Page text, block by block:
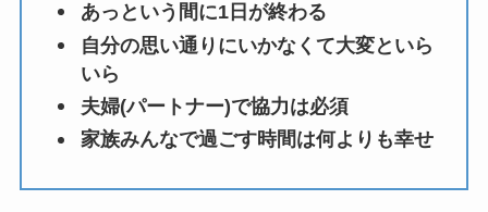
あっという間に1日が終わる
自分の思い通りにいかなくて大変といら
いら
夫婦(パートナー)で協力は必須
家族みんなで過ごす時間は何よりも幸せ